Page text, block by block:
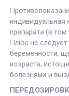
индивидуальная
препарата (в
Плюс не следует
беременности,
возраста,
болезнями и